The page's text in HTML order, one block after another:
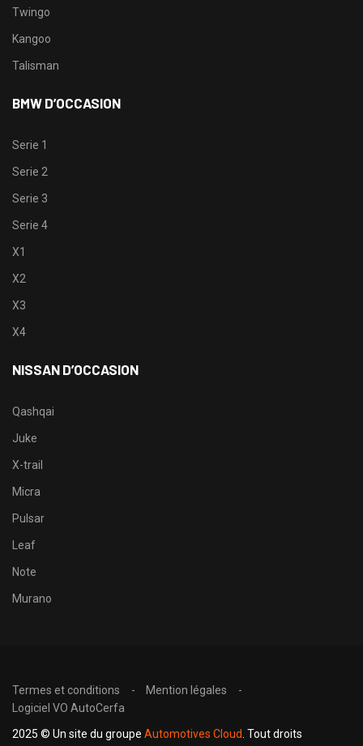
Twingo
Kangoo
Talisman
BMW D’OCCASION
Serie 1
Serie 2
Serie 3
Serie 4
X1
X2
X3
X4
NISSAN D’OCCASION
Qashqai
Juke
X-trail
Micra
Pulsar
Leaf
Note
Murano
Termes et conditions
Mention légales
Logiciel VO AutoCerfa
2025 © Un site du groupe Automotives Cloud . Tout droits